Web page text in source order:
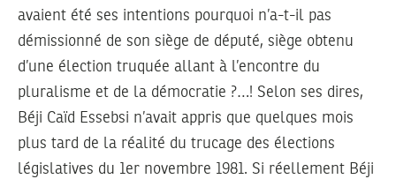
avaient été ses intentions pourquoi n’a-t-il pas
démissionné de son siège de député, siège obtenu
d’une élection truquée allant à l’encontre du
pluralisme et de la démocratie ?…! Selon ses dires,
Béji Caïd Essebsi n’avait appris que quelques mois
plus tard de la réalité du trucage des élections
législatives du 1er novembre 1981. Si réellement Béji